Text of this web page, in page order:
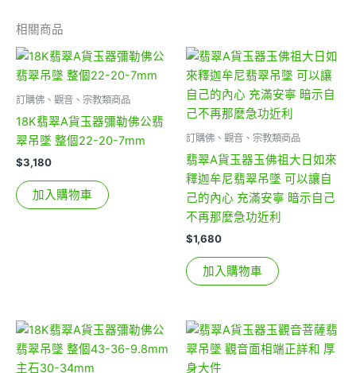
相關商品
訂購佛、觀音、宗教類商品
18K翡翠A貨玉器彌勒佛公翡
翠吊墜 整個22-20-7mm
$3,180
加入購物車
訂購佛、觀音、宗教類商品
翡翠A貨玉器玉佛祖大日如來
釋迦牟尼翡翠吊墜 可以讓自
己的內心 充滿安寧 暗示自己
不再那麼急功近利
$1,680
加入購物車